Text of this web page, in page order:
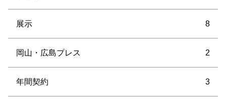
展示 8
岡山・広島プレス 2
年間契約 3